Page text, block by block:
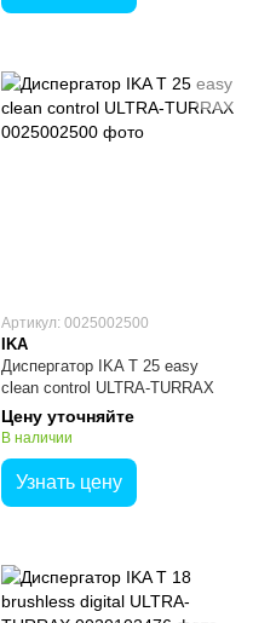
Артикул: 0025002500
IKA
Диспергатор IKA T 25 easy
clean control ULTRA-TURRAX
Цену уточняйте
В наличии
Узнать цену